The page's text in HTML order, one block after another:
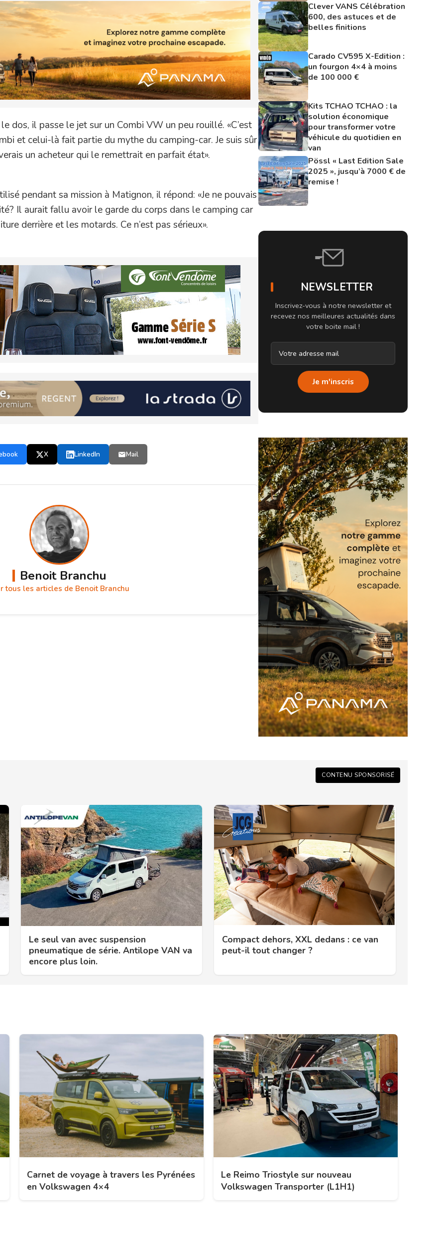
dos, il passe le jet sur un Combi VW un peu rouillé. «C’est
et celui-là fait partie du mythe du camping-car. Je suis sûr
un acheteur qui le remettrait en parfait état».
pendant sa mission à Matignon, il répond: «Je ne pouvais
Il aurait fallu avoir le garde du corps dans le camping car
derrière et les motards. Ce n’est pas sérieux».
X LinkedIn Mail
Benoit Branchu
tous les articles de Benoit Branchu
Clever VANS Célébration
600, des astuces et de
belles finitions
Carado CV595 X-Edition :
un fourgon 4×4 à moins
de 100 000 €
Kits TCHAO TCHAO : la
solution économique
pour transformer votre
véhicule du quotidien en
van
Pössl « Last Edition Sale
2025 », jusqu’à 7000 € de
remise !
NEWSLETTER
Inscrivez-vous à notre newsletter et
recevez nos meilleures actualités dans
votre boite mail !
Je m'inscris
CONTENU SPONSORISÉ
Le seul van avec suspension
pneumatique de série. Antilope VAN va
encore plus loin.
Compact dehors, XXL dedans : ce van
peut-il tout changer ?
Carnet de voyage à travers les Pyrénées
en Volkswagen 4×4
Le Reimo Triostyle sur nouveau
Volkswagen Transporter (L1H1)